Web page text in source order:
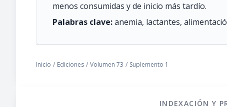
menos consumidas y de inicio más tardío.
Palabras clave:anemia, lactantes,
Inicio / Ediciones / Volumen 73 / Suplemento 1
INDEXACIÓN Y